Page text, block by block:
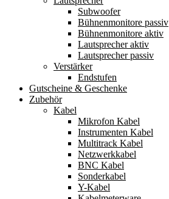
Subwoofer
Bühnenmonitore passiv
Bühnenmonitore aktiv
Lautsprecher aktiv
Lautsprecher passiv
Verstärker
Endstufen
Gutscheine & Geschenke
Zubehör
Kabel
Mikrofon Kabel
Instrumenten Kabel
Multitrack Kabel
Netzwerkkabel
BNC Kabel
Sonderkabel
Y-Kabel